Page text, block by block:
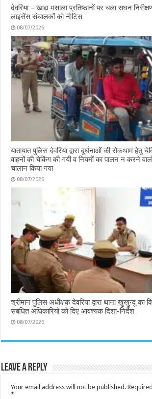
देवरिया – खाद्य मसाला प्रतिष्ठानों पर चला सघन
लाइसेंस संचालकों को नोटिस
08/07/2026
यातायात पुलिस देवरिया द्वारा दुर्घनाओं की रोकथाम हेतु
वाहनों की चेकिंग की गयी व नियमों का पालन न करने
चालान किया गया
08/07/2026
श्रीमान पुलिस अधीक्षक देवरिया द्वारा थाना खुखुन्दू का
संबंधित अधिकारियों को दिए आवश्यक दिशा-निर्देश
08/07/2026
Leave a Reply
Your email address will not be published.
*